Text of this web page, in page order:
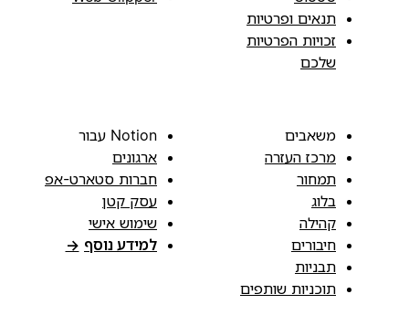
תנאים ופרטיות
זכויות הפרטיות
שלכם
משאבים
מרכז העזרה
תמחור
בלוג
קהילה
חיבורים
תבניות
תוכניות שותפים
Notion עבור
ארגונים
חברות סטארט-אפ
עסק קטן
שימוש אישי
למידע נוסף →